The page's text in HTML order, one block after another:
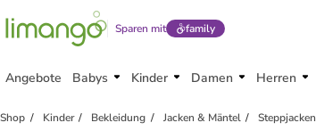
Sparen mit family
Angebote Babys Kinder Damen Herren
Shop Kinder Bekleidung Jacken & Mäntel Steppjacken